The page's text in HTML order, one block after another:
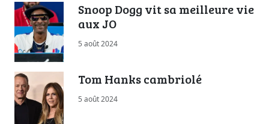
Snoop Dogg vit sa meilleure vie
aux JO
5 août 2024
Tom Hanks cambriolé
5 août 2024